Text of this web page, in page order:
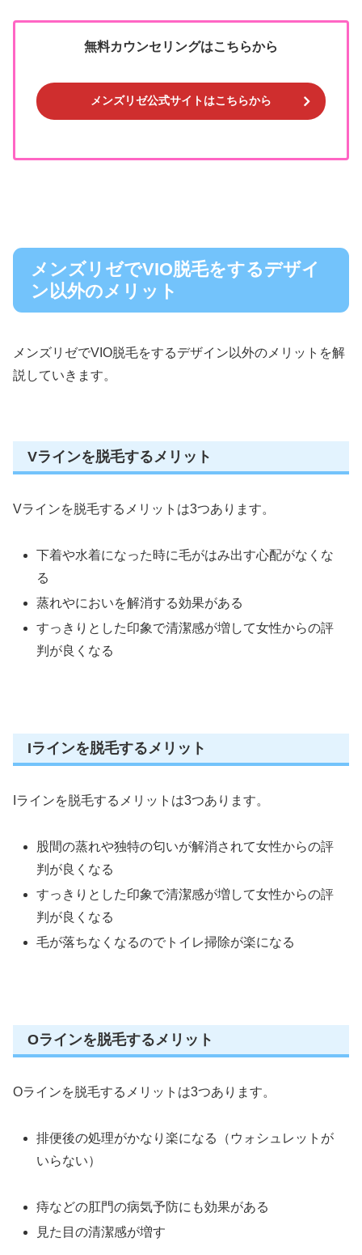
無料カウンセリングはこちらから
メンズリゼ公式サイトはこちらから
メンズリゼでVIO脱毛をするデザイ
ン以外のメリット
メンズリゼでVIO脱毛をするデザイン以外のメリットを解
説していきます。
Vラインを脱毛するメリット
Vラインを脱毛するメリットは3つあります。
下着や水着になった時に毛がはみ出す心配がなくな
る
蒸れやにおいを解消する効果がある
すっきりとした印象で清潔感が増して女性からの評
判が良くなる
Iラインを脱毛するメリット
Iラインを脱毛するメリットは3つあります。
股間の蒸れや独特の匂いが解消されて女性からの評
判が良くなる
すっきりとした印象で清潔感が増して女性からの評
判が良くなる
毛が落ちなくなるのでトイレ掃除が楽になる
Oラインを脱毛するメリット
Oラインを脱毛するメリットは3つあります。
排便後の処理がかなり楽になる（ウォシュレットが
いらない）
痔などの肛門の病気予防にも効果がある
見た目の清潔感が増す